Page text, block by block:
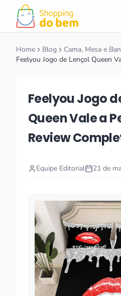
Home Blog
Cama, Mesa e
Feelyou Jogo de Lençol Queen
Feelyou Jogo
Queen Vale a
Review
Equipe Editorial 21 de